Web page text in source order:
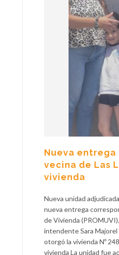
Nueva entrega
vecina de Las
vivienda
Nueva unidad
nueva entrega
de Vivienda
intendente Sara
otorgó la vivienda Nº
vivienda La unidad fue